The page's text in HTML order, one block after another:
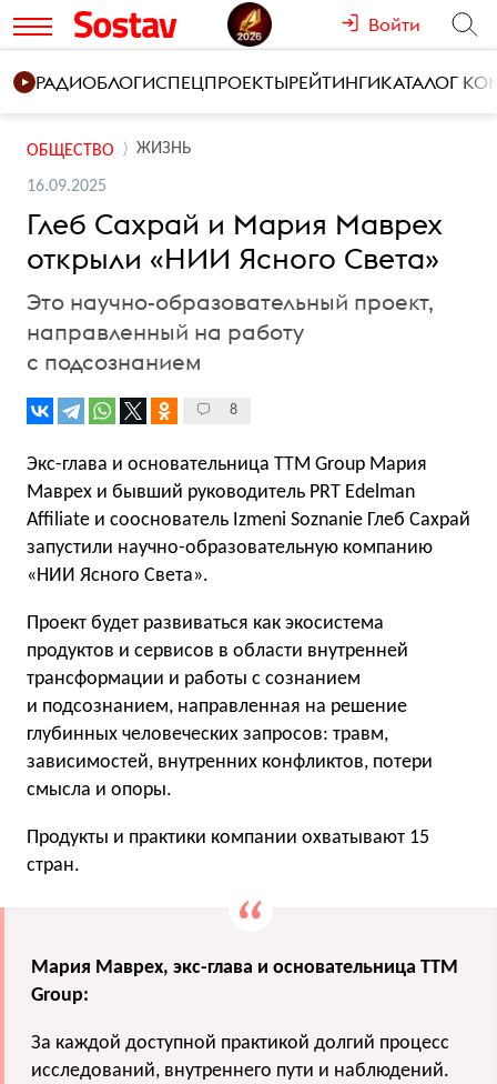
Войти
РАДИОБЛОГИСПЕЦПРОЕКТЫРЕЙТИНГИКАТАЛОГ
ОБЩЕСТВО ЖИЗНЬ
16.09.2025
Глеб Сахрай и Мария Маврех
открыли «НИИ Ясного Света»
Это научно-образовательный проект,
направленный на работу
с подсознанием
8
Экс-глава и основательница TTM Group Мария
Маврех и бывший руководитель PRT Edelman
Affiliate и сооснователь Izmeni Soznanie Глеб Сахрай
запустили научно-образовательную компанию
«НИИ Ясного Света».
Проект будет развиваться как экосистема
продуктов и сервисов в области внутренней
трансформации и работы с сознанием
и подсознанием, направленная на решение
глубинных человеческих запросов: травм,
зависимостей, внутренних конфликтов, потери
смысла и опоры.
Продукты и практики компании охватывают 15
стран.
Мария Маврех, экс-глава и основательница TTM
Group:
За каждой доступной практикой долгий процесс
исследований, внутреннего пути и наблюдений.